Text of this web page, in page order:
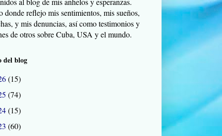
donde reflejo mis sentimientos, mis sueños,
y mis denuncias, así como testimonios y
de otros sobre Cuba, USA y el mundo.
del blog
(15)
(74)
(15)
(60)